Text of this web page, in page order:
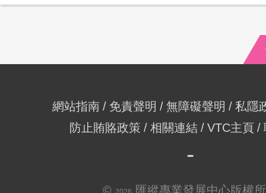
網站指南 免責聲明 無障礙聲明
私隱
防止賄賂政策
相關連結 VTC主頁
©
匯縱專業發展中心版權